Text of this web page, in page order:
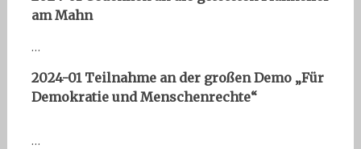
am Mahn
…
2024-01 Teilnahme an der großen Demo „Für
Demokratie und Menschenrechte“
…